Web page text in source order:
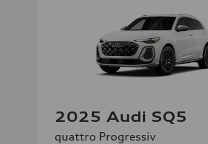
2025 Audi SQ5
quattro Progressiv